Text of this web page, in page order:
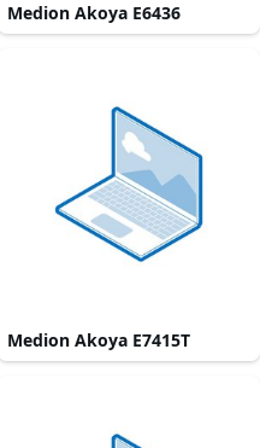
Medion Akoya E6436
Medion Akoya E7415T